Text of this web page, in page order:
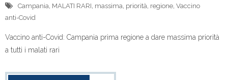
Campania MALATI RARI massima priorità regione Vaccino
anti-Covid
Vaccino anti-Covid: Campania prima regione a dare massima priorità
a tutti i malati rari